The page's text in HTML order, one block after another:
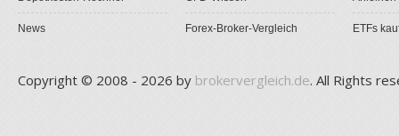
News Forex-Broker-Vergleich ETFs
Copyright © 2008 - 2026 by brokervergleich.de. All Rights